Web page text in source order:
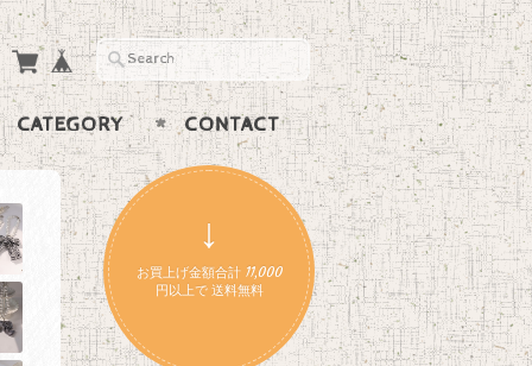
CATEGORY CONTACT
↓
お買上げ金額合計 11,000
円以上で 送料無料